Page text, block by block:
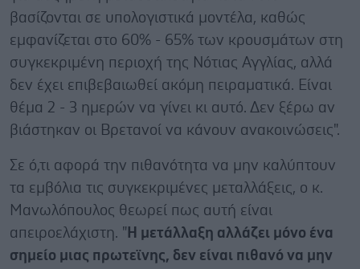
βασίζονται σε υπολογιστικά μοντέλα, καθώς
εμφανίζεται στο 60% - 65% των κρουσμάτων στη
συγκεκριμένη περιοχή της Νότιας Αγγλίας, αλλά
δεν έχει επιβεβαιωθεί ακόμη πειραματικά. Είναι
θέμα 2 - 3 ημερών να γίνει κι αυτό. Δεν ξέρω αν
βιάστηκαν οι Βρετανοί να κάνουν ανακοινώσεις".
Σε ό,τι αφορά την πιθανότητα να μην καλύπτουν
τα εμβόλια τις συγκεκριμένες μεταλλάξεις, ο κ.
Μανωλόπουλος θεωρεί πως αυτή είναι
απειροελάχιστη. " Η μετάλλαξη αλλάζει μόνο ένα
σημείο μιας πρωτεϊνης, δεν είναι πιθανό να μην